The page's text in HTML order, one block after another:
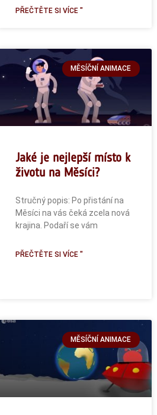
PŘEČTĚTE SI VÍCE "
MĚSÍČNÍ ANIMACE
Jaké je nejlepší místo k
životu na Měsíci?
Stručný popis: Po přistání na
Měsíci na vás čeká zcela nová
krajina. Podaří se vám
PŘEČTĚTE SI VÍCE "
MĚSÍČNÍ ANIMACE